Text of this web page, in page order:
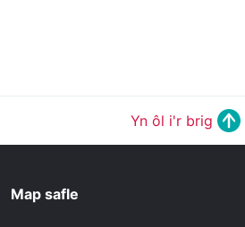
Yn ôl i'r brig
Map safle